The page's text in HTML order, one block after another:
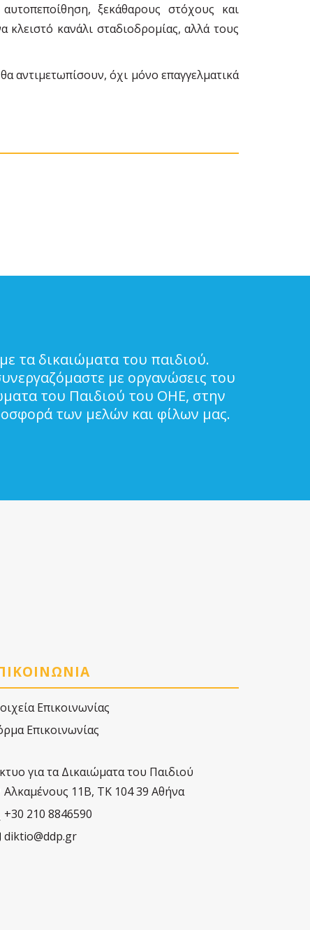
ξεκάθαρους στόχους και
κλειστό κανάλι σταδιοδρομίας, αλλά τους
αντιμετωπίσουν, όχι μόνο επαγγελματικά
τα δικαιώματα του παιδιού.
με οργανώσεις του
του Παιδιού του ΟΗΕ, στην
των μελών και φίλων μας.
Επικοινωνίας
Επικοινωνίας
για τα Δικαιώματα του Παιδιού
Αλκαµένους 11Β, ΤΚ 104 39 Αθήνα
+30 210 8846590
diktio@ddp.gr